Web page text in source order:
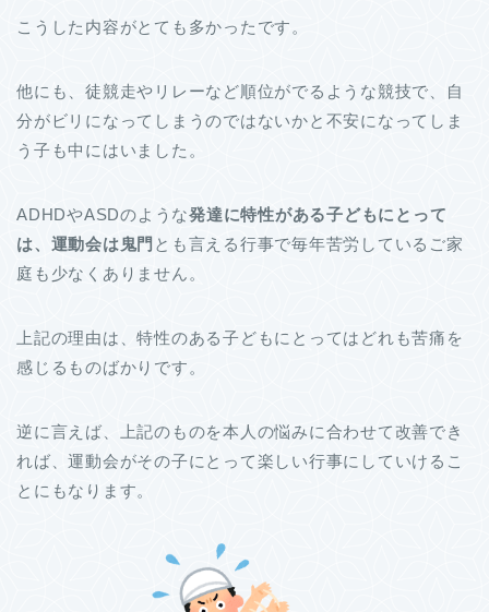
こうした内容がとても多かったです。
他にも、徒競走やリレーなど順位がでるような競技で、自
分がビリになってしまうのではないかと不安になってしま
う子も中にはいました。
ADHDやASDのような発達に特性がある子どもにとって
は、運動会は鬼門 とも言える行事で毎年苦労しているご家
庭も少なくありません。
上記の理由は、特性のある子どもにとってはどれも苦痛を
感じるものばかりです。
逆に言えば、上記のものを本人の悩みに合わせて改善でき
れば、運動会がその子にとって楽しい行事にしていけるこ
とにもなります。